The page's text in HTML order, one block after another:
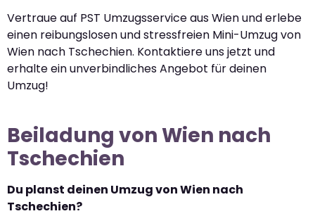
Vertraue auf PST Umzugsservice aus Wien und erlebe
einen reibungslosen und stressfreien Mini-Umzug von
Wien nach Tschechien. Kontaktiere uns jetzt und
erhalte ein unverbindliches Angebot für deinen
Umzug!
Beiladung von Wien nach
Tschechien
Du planst deinen Umzug von Wien nach
Tschechien?